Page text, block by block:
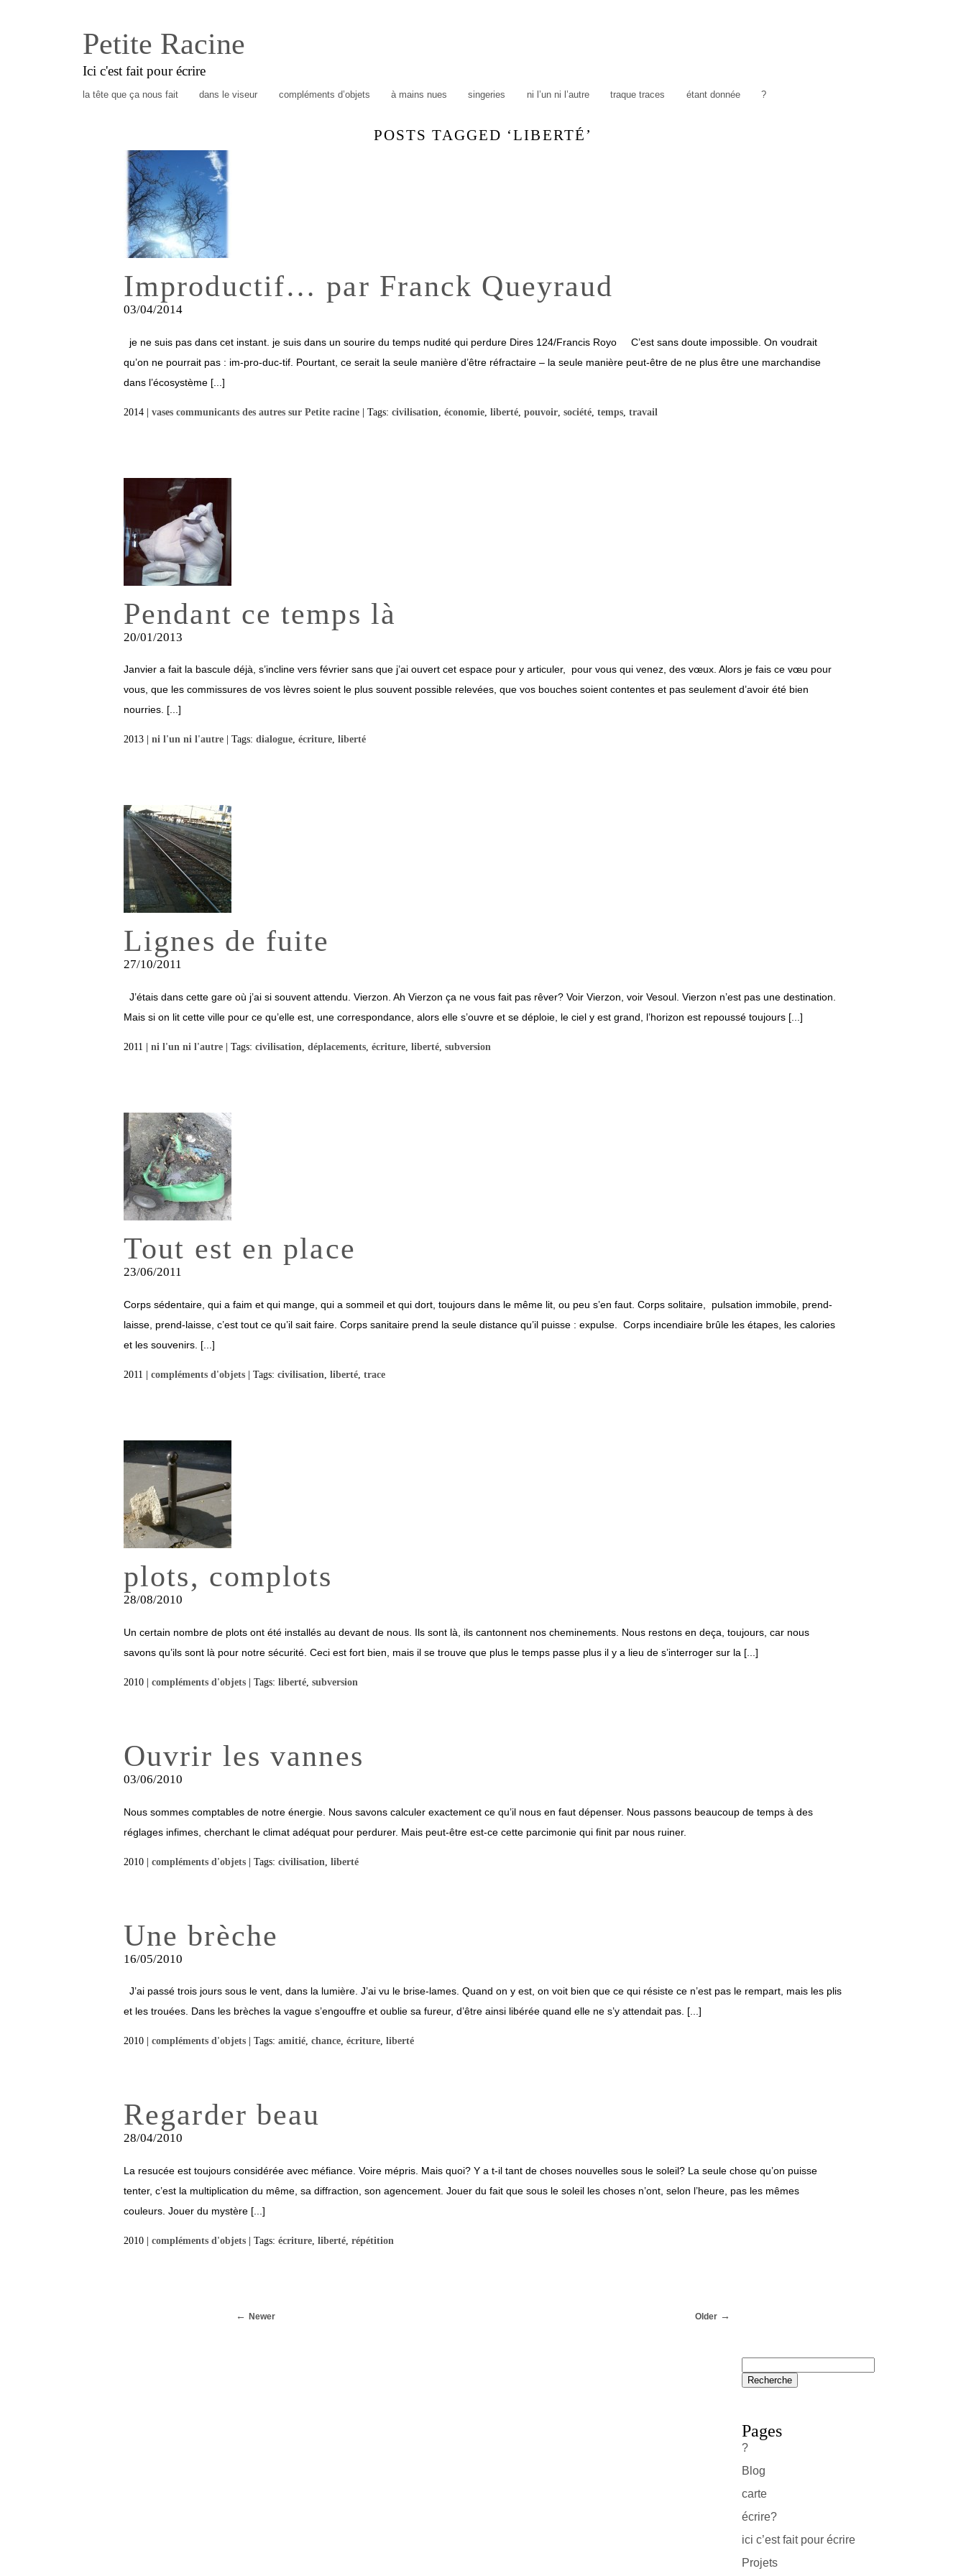
Petite Racine
Ici c'est fait pour écrire
la tête que ça nous fait dans le viseur compléments d’objets à mains nues singeries ni l’un ni l’autre traque traces étant donnée ?
POSTS TAGGED ‘LIBERTÉ’
Improductif… par Franck Queyraud
03/04/2014
je ne suis pas dans cet instant. je suis dans un sourire du temps nudité qui perdure Dires 124/Francis Royo C’est sans doute impossible. On voudrait
qu’on ne pourrait pas : im-pro-duc-tif. Pourtant, ce serait la seule manière d’être réfractaire – la seule manière peut-être de ne plus être une marchandise
dans l’écosystème [...]
2014 | vases communicants des autres sur Petite racine | Tags: civilisation économie liberté pouvoir société temps travail
Pendant ce temps là
20/01/2013
Janvier a fait la bascule déjà, s’incline vers février sans que j’ai ouvert cet espace pour y articuler, pour vous qui venez, des vœux. Alors je fais ce vœu pour
vous, que les commissures de vos lèvres soient le plus souvent possible relevées, que vos bouches soient contentes et pas seulement d’avoir été bien
nourries. [...]
2013 | ni l'un ni l'autre | Tags: dialogue, écriture, liberté
Lignes de fuite
27/10/2011
J’étais dans cette gare où j’ai si souvent attendu. Vierzon. Ah Vierzon ça ne vous fait pas rêver? Voir Vierzon, voir Vesoul. Vierzon n’est pas une destination.
Mais si on lit cette ville pour ce qu’elle est, une correspondance, alors elle s’ouvre et se déploie, le ciel y est grand, l’horizon est repoussé toujours [...]
2011 | ni l'un ni l'autre | Tags: civilisation, déplacements, écriture, liberté, subversion
Tout est en place
23/06/2011
Corps sédentaire, qui a faim et qui mange, qui a sommeil et qui dort, toujours dans le même lit, ou peu s’en faut. Corps solitaire, pulsation immobile, prend-
laisse, prend-laisse, c’est tout ce qu’il sait faire. Corps sanitaire prend la seule distance qu’il puisse : expulse. Corps incendiaire brûle les étapes, les calories
et les souvenirs. [...]
2011 | compléments d'objets | Tags: civilisation, liberté, trace
plots, complots
28/08/2010
Un certain nombre de plots ont été installés au devant de nous. Ils sont là, ils cantonnent nos cheminements. Nous restons en deça, toujours, car nous
savons qu’ils sont là pour notre sécurité. Ceci est fort bien, mais il se trouve que plus le temps passe plus il y a lieu de s’interroger sur la [...]
2010 | compléments d'objets | Tags: liberté subversion
Ouvrir les vannes
03/06/2010
Nous sommes comptables de notre énergie. Nous savons calculer exactement ce qu’il nous en faut dépenser. Nous passons beaucoup de temps à des
réglages infimes, cherchant le climat adéquat pour perdurer. Mais peut-être est-ce cette parcimonie qui finit par nous ruiner.
2010 | compléments d'objets | Tags: civilisation liberté
Une brèche
16/05/2010
J’ai passé trois jours sous le vent, dans la lumière. J’ai vu le brise-lames. Quand on y est, on voit bien que ce qui résiste ce n’est pas le rempart, mais les plis
et les trouées. Dans les brèches la vague s’engouffre et oublie sa fureur, d’être ainsi libérée quand elle ne s’y attendait pas. [...]
2010 | compléments d'objets | Tags: amitié, chance, écriture, liberté
Regarder beau
28/04/2010
La resucée est toujours considérée avec méfiance. Voire mépris. Mais quoi? Y a t-il tant de choses nouvelles sous le soleil? La seule chose qu’on puisse
tenter, c’est la multiplication du même, sa diffraction, son agencement. Jouer du fait que sous le soleil les choses n’ont, selon l’heure, pas les mêmes
couleurs. Jouer du mystère [...]
2010 | compléments d'objets | Tags: écriture, liberté, répétition
Newer Older
Pages
?
Blog
carte
écrire?
ici c’est fait pour écrire
Projets